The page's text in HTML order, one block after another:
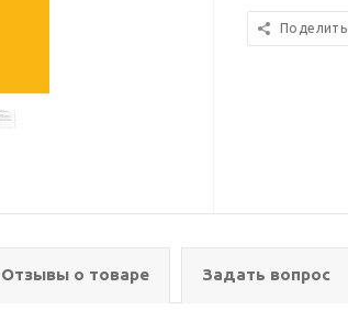
Отзывы о товаре Задать вопрос